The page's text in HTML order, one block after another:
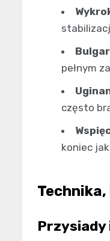
pełnym
często
koniec jak
Przysiady